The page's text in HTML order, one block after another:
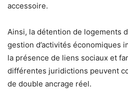
accessoire.
Ainsi, la détention de logements
gestion d’activités économiques
la présence de liens sociaux et
différentes juridictions peuvent
de double ancrage réel.